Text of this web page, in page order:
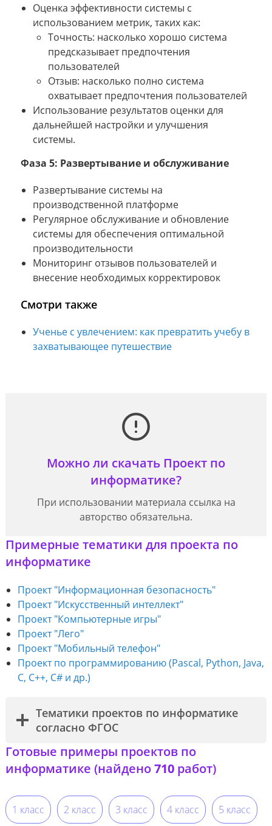
Оценка эффективности системы с
использованием метрик, таких как:
Точность: насколько хорошо система
предсказывает предпочтения
пользователей
Отзыв: насколько полно система
охватывает предпочтения пользователей
Использование результатов оценки для
дальнейшей настройки и улучшения
системы.
Фаза 5: Развертывание и обслуживание
Развертывание системы на
производственной платформе
Регулярное обслуживание и обновление
системы для обеспечения оптимальной
производительности
Мониторинг отзывов пользователей и
внесение необходимых корректировок
Смотри также
Ученье с увлечением: как превратить учебу в
захватывающее путешествие
Можно ли скачать Проект по
информатике?
При использовании материала ссылка на
авторство обязательна.
Примерные тематики для проекта по
информатике
Проект "Информационная безопасность"
Проект "Искусственный интеллект"
Проект "Компьютерные игры"
Проект "Лего"
Проект "Мобильный телефон"
Проект по программированию (Pascal, Python, Java,
С, С++, C# и др.)
Тематики проектов по информатике
согласно ФГОС
Готовые примеры проектов по
информатике (найдено710работ)
1 класс 2 класс 3 класс 4 класс 5 класс